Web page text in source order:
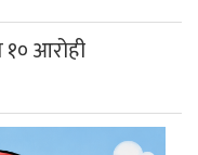
१० आरोही